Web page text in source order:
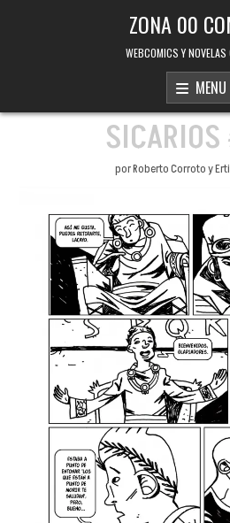
ZONA 00
WEBCOMICS Y NOVELAS
MENU
por Roberto Corroto y